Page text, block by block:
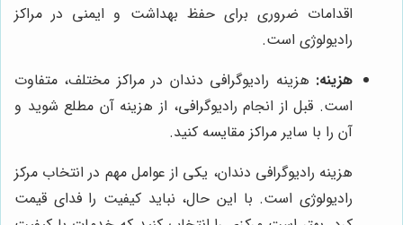
اقدامات ضروری برای حفظ بهداشت و ایمنی در مراکز
رادیولوژی است.
هزینه: هزینه رادیوگرافی دندان در مراکز مختلف، متفاوت
است. قبل از انجام رادیوگرافی، از هزینه آن مطلع شوید و
آن را با سایر مراکز مقایسه کنید.
هزینه رادیوگرافی دندان، یکی از عوامل مهم در انتخاب مرکز
رادیولوژی است. با این حال، نباید کیفیت را فدای قیمت